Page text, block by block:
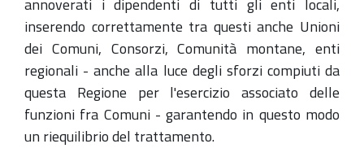
inserendo correttamente tra questi anche Unioni
dei Comuni, Consorzi, Comunità montane, enti
regionali - anche alla luce degli sforzi compiuti da
questa Regione per l'esercizio associato delle
funzioni fra Comuni - garantendo in questo modo
un riequilibrio del trattamento.